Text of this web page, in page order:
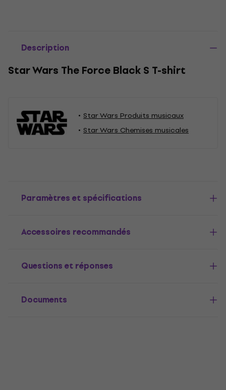
Description
Star Wars The Force Black S T-shirt
Star Wars Produits musicaux
Star Wars Chemises musicales
Paramètres et spécifications
Accessoires recommandés
Questions et réponses
Documents